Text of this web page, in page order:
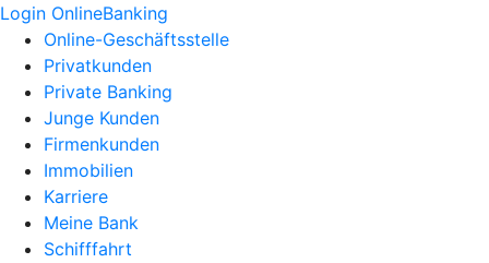
Login OnlineBanking
Online-Geschäftsstelle
Privatkunden
Private Banking
Junge Kunden
Firmenkunden
Immobilien
Karriere
Meine Bank
Schifffahrt